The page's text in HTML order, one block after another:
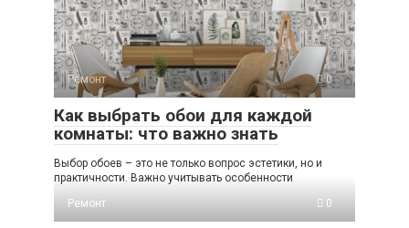
Ремонт 0
Как выбрать обои для каждой
комнаты: что важно знать
Выбор обоев – это не только вопрос эстетики, но и
практичности. Важно учитывать особенности
Ремонт
0